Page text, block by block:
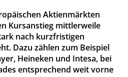
Aktienmärkten
Kursanstieg mittlerweile
nach kurzfristigen
Dazu zählen zum Beispiel
Heineken und Intesa, bei
entsprechend weit vorne